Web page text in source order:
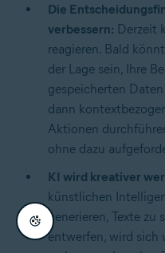
Die
verbessern: Derzeit
reagieren. Bald
der Lage sein, Ihre
gespeicherten
dann
Aktionen
ohne dazu
KI wird kreativer
künstlichen
generieren, Texte zu
entwerfen, wird sich